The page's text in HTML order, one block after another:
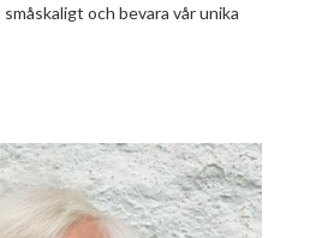
och bevara vår unika